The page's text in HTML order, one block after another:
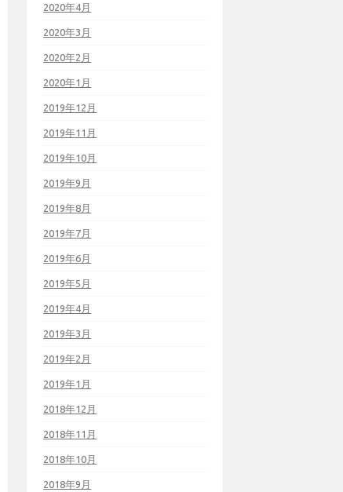
2020年4月
2020年3月
2020年2月
2020年1月
2019年12月
2019年11月
2019年10月
2019年9月
2019年8月
2019年7月
2019年6月
2019年5月
2019年4月
2019年3月
2019年2月
2019年1月
2018年12月
2018年11月
2018年10月
2018年9月